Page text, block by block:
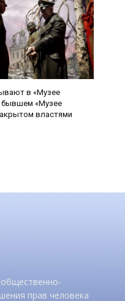
в «Музее
бывшем «Музее
властями
прав человека